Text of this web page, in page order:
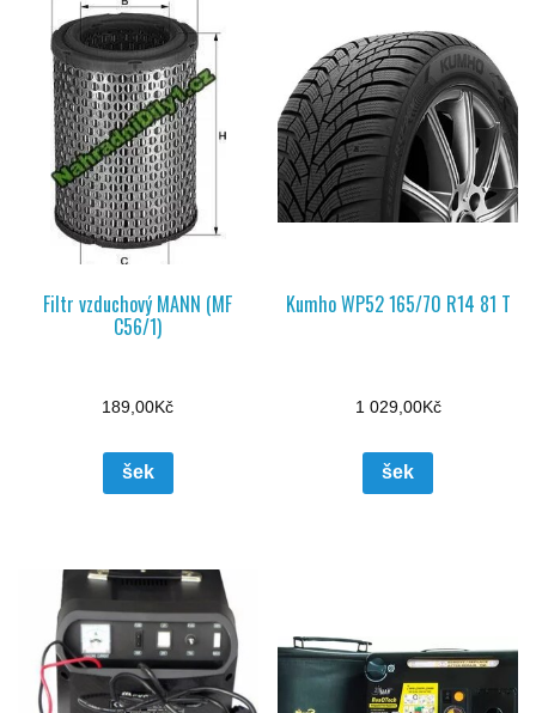
Filtr vzduchový MANN (MF
C56/1)
189,00Kč
šek
Kumho WP52 165/70 R14 81 T
1 029,00Kč
šek